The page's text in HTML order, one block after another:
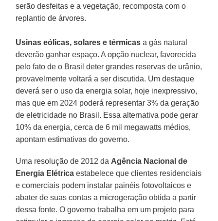
serão desfeitas e a vegetação, recomposta com o
replantio de árvores.
Usinas eólicas, solares e térmicas a gás natural
deverão ganhar espaço. A opção nuclear, favorecida
pelo fato de o Brasil deter grandes reservas de urânio,
provavelmente voltará a ser discutida. Um destaque
deverá ser o uso da energia solar, hoje inexpressivo,
mas que em 2024 poderá representar 3% da geração
de eletricidade no Brasil. Essa alternativa pode gerar
10% da energia, cerca de 6 mil megawatts médios,
apontam estimativas do governo.
Uma resolução de 2012 da Agência Nacional de
Energia Elétrica estabelece que clientes residenciais
e comerciais podem instalar painéis fotovoltaicos e
abater de suas contas a microgeração obtida a partir
dessa fonte. O governo trabalha em um projeto para